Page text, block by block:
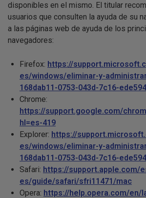
disponibles en el mismo. El titular
usuarios que consulten la ayuda de su
a las páginas web de ayuda de los
navegadores:
Firefox: https://
es/windows/eliminar-y-
168dab11-0753-043d-7c16-
Chrome:
https://support.google.com/
hl=es-419
Explorer: https://
es/windows/eliminar-y-
168dab11-0753-043d-7c16-
Safari: https://support.apple.com/
es/guide/safari/sfri11471/mac
Opera: https://help.opera.com/en/